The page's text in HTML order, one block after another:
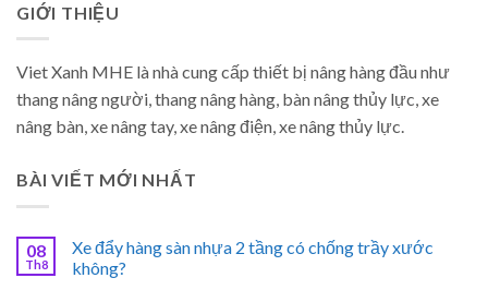
GIỚI THIỆU
Viet Xanh MHE là nhà cung cấp thiết bị nâng hàng đầu như
thang nâng người, thang nâng hàng, bàn nâng thủy lực, xe
nâng bàn, xe nâng tay, xe nâng điện, xe nâng thủy lực.
BÀI VIẾT MỚI NHẤT
08
Th8
Xe đẩy hàng sàn nhựa 2 tầng có chống trầy xước
không?